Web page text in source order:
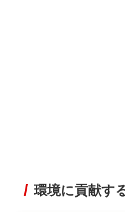
環境に貢献す